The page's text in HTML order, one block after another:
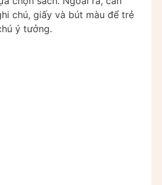
chú, giấy và bút màu để trẻ
ý tưởng.